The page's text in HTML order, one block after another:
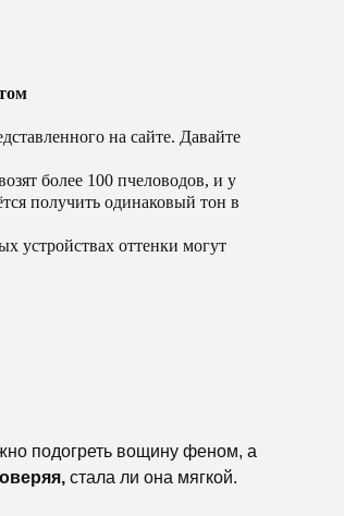
на сайте. Давайте
более 100 пчеловодов, и у
получить одинаковый тон в
устройствах оттенки могут
подогреть вощину феном, а
стала ли она мягкой.